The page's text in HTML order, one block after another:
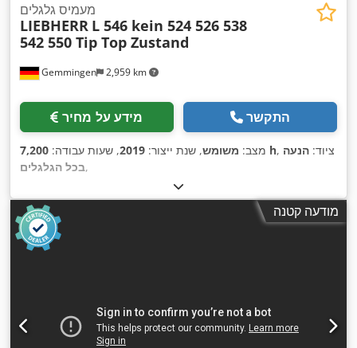
Gemmingen 2,959 km
מעמיס גלגלים
LIEBHERR L 546 kein 524 526 538
542 550 Tip Top Zustand
מידע על מחיר התקשר
מצב: משומש, שנת ייצור: 2019, שעות עבודה: 7,200 h , ציוד: הנעה
בכל הגלגלים,
מודעה קטנה